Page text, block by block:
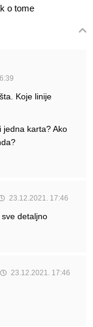
o tome
Koje linije
jedna karta? Ako
23.12.2021. 17:46
detaljno
23.12.2021. 17:46